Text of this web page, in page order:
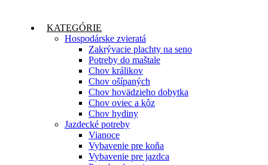
KATEGÓRIE
Hospodárske zvieratá
Zakrývacie plachty na seno
Potreby do maštale
Chov králikov
Chov ošípaných
Chov hovädzieho dobytka
Chov oviec a kôz
Chov hydiny
Jazdecké potreby
Vianoce
Vybavenie pre koňa
Vybavenie pre jazdca